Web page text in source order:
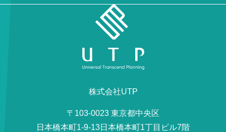
株式会社UTP
〒103-0023 東京都中央区
日本橋本町1-9-13日本橋本町1丁目ビル7階